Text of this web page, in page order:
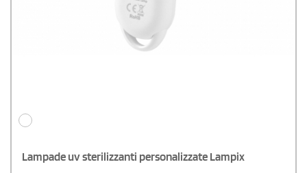
Lampade uv sterilizzanti personalizzate Lampix